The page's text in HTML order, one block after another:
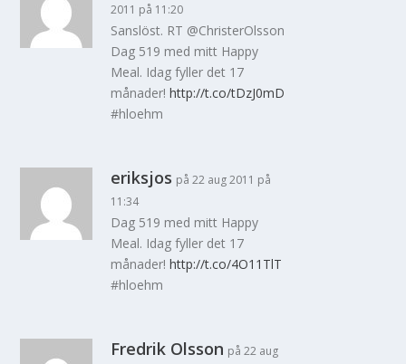
2011 på 11:20
Sanslöst. RT @ChristerOlsson
Dag 519 med mitt Happy
Meal. Idag fyller det 17
månader!http://t.co/tDzJ0mD
#hloehm
eriksjos på 22 aug 2011 på
11:34
Dag 519 med mitt Happy
Meal. Idag fyller det 17
månader!http://t.co/4O11TlT
#hloehm
Fredrik Olsson på 22 aug